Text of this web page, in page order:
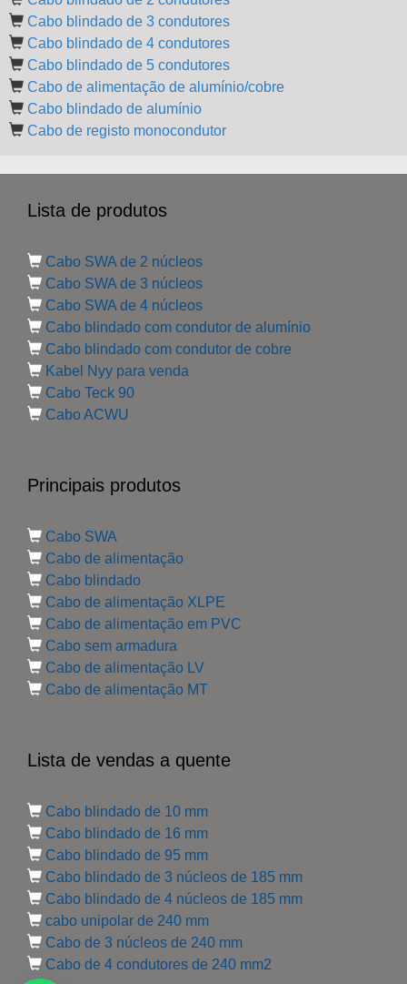
Cabo blindado de 3 condutores
Cabo blindado de 4 condutores
Cabo blindado de 5 condutores
Cabo de alimentação de alumínio/cobre
Cabo blindado de alumínio
Cabo de registo monocondutor
Lista de produtos
Cabo SWA de 2 núcleos
Cabo SWA de 3 núcleos
Cabo SWA de 4 núcleos
Cabo blindado com condutor de alumínio
Cabo blindado com condutor de cobre
Kabel Nyy para venda
Cabo Teck 90
Cabo ACWU
Principais produtos
Cabo SWA
Cabo de alimentação
Cabo blindado
Cabo de alimentação XLPE
Cabo de alimentação em PVC
Cabo sem armadura
Cabo de alimentação LV
Cabo de alimentação MT
Lista de vendas a quente
Cabo blindado de 10 mm
Cabo blindado de 16 mm
Cabo blindado de 95 mm
Cabo blindado de 3 núcleos de 185 mm
Cabo blindado de 4 núcleos de 185 mm
cabo unipolar de 240 mm
Cabo de 3 núcleos de 240 mm
Cabo de 4 condutores de 240 mm2